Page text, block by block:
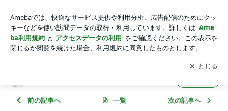
れLOGアプリをダウンロードして ブログの更新通知
を受け取りまし
ょう。
開く
前の記事へ 一覧 次の記事へ